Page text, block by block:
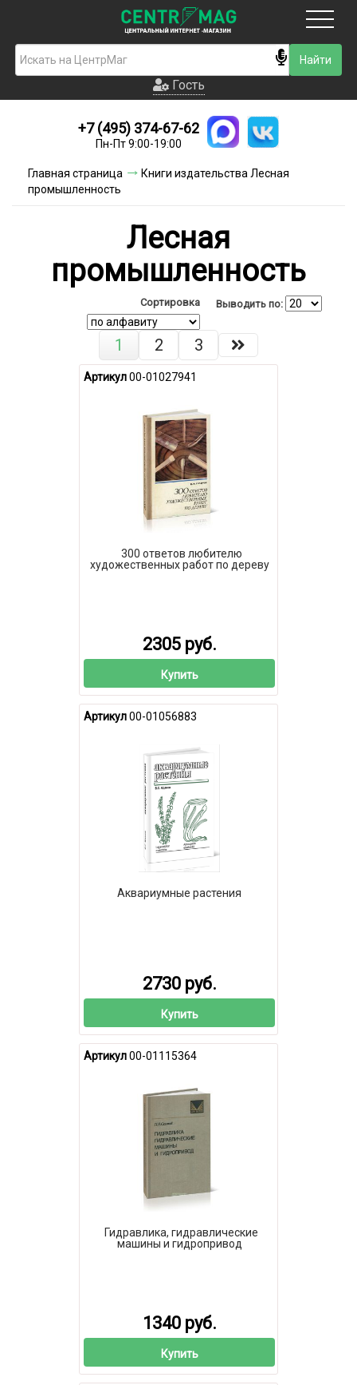
Гость
Новинки
Условия доставки
Контакты
Акции и скидки
Гость
+7 (495) 374-67-62
Пн-Пт 9:00-19:00
Главная страница
Книги издательства Лесная
промышленность
Лесная
промышленность
Сортировка Выводить по:
1 2 3
Артикул00-01027941
300 ответов любителю
художественных работ по дереву
2305 руб.
Купить
Артикул00-01056883
Аквариумные растения
2730 руб.
Купить
Артикул00-01115364
Гидравлика, гидравлические
машины и гидропривод
1340 руб.
Купить